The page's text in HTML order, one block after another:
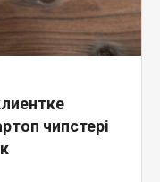
чипстері